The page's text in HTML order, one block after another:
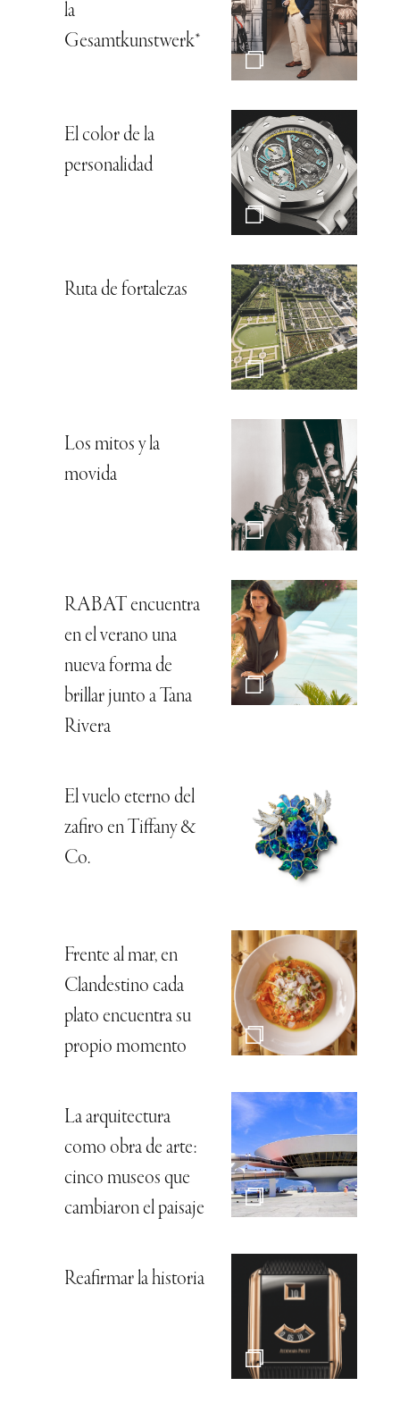
la
Gesamtkunstwerk*
El color de la
personalidad
Ruta de fortalezas
Los mitos y la
movida
RABAT encuentra
en el verano una
nueva forma de
brillar junto a Tana
Rivera
El vuelo eterno del
zafiro en Tiffany &
Co.
Frente al mar, en
Clandestino cada
plato encuentra su
propio momento
La arquitectura
como obra de arte:
cinco museos que
cambiaron el paisaje
Reafirmar la historia